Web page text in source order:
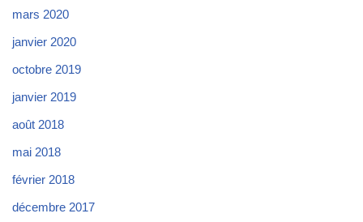
mars 2020
janvier 2020
octobre 2019
janvier 2019
août 2018
mai 2018
février 2018
décembre 2017